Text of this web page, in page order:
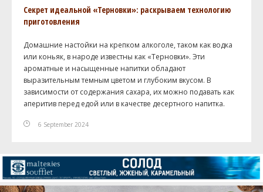
Секрет идеальной «Терновки»: раскрываем технологию
приготовления
Домашние настойки на крепком алкоголе, таком как водка
или коньяк, в народе известны как «Терновки». Эти
ароматные и насыщенные напитки обладают
выразительным темным цветом и глубоким вкусом. В
зависимости от содержания сахара, их можно подавать как
аперитив перед едой или в качестве десертного напитка.
6 September 2024